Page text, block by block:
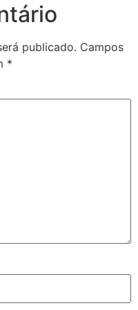
publicado. Campos
*